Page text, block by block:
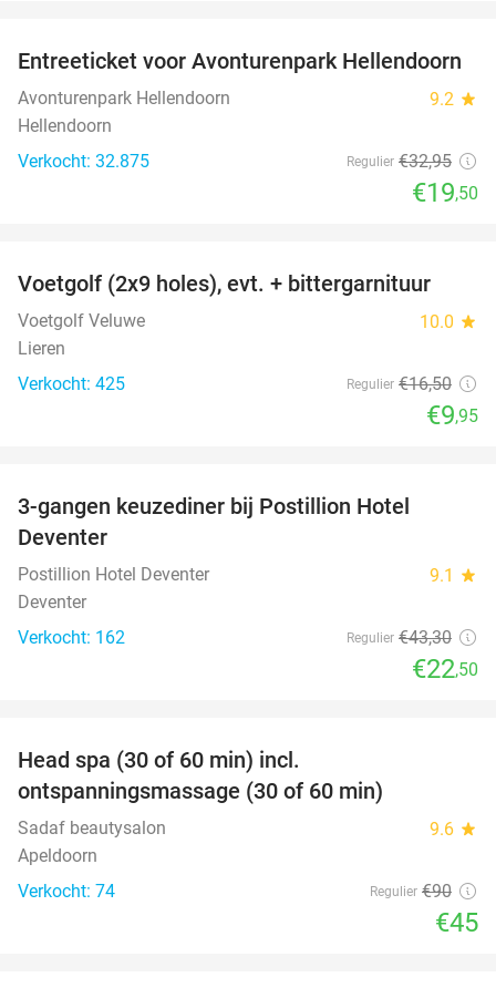
41%
Entreeticket voor Avonturenpark Hellendoorn
Avonturenpark Hellendoorn 9.2 star
Hellendoorn
Verkocht: 32.875
Regulier €32,95
€19,50
40%
Voetgolf (2x9 holes), evt. + bittergarnituur
Voetgolf Veluwe 10.0 star
Lieren
Verkocht: 425
Regulier €16,50
€9,95
3-gangen keuzediner bij Postillion Hotel
Deventer
Postillion Hotel Deventer 9.1 star
Deventer
Verkocht: 162
Regulier €43,30
€22,50
Head spa (30 of 60 min) incl.
ontspanningsmassage (30 of 60 min)
Sadaf beautysalon 9.6 star
Apeldoorn
Verkocht: 74
Regulier €90
€45